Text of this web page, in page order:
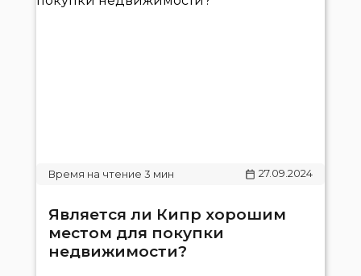
27.09.2024
Является ли Кипр хорошим
местом для покупки
недвижимости?